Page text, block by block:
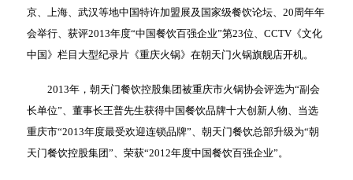
京、上海、武汉等地中国特许加盟展及国家级餐饮论坛、20周年年
会举行、获评2013年度“中国餐饮百强企业”第23位、CCTV《文化
中国》栏目大型纪录片《重庆火锅》在朝天门火锅旗舰店开机。
2013年，朝天门餐饮控股集团被重庆市火锅协会评选为“副会
长单位”、董事长王普先生获得中国餐饮品牌十大创新人物、当选
重庆市“2013年度最受欢迎连锁品牌”、朝天门餐饮总部升级为“朝
天门餐饮控股集团”、荣获“2012年度中国餐饮百强企业”。